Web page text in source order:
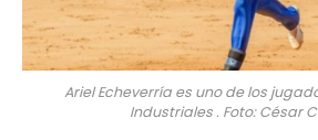
Ariel Echeverría es uno de los
Industriales . Foto: César